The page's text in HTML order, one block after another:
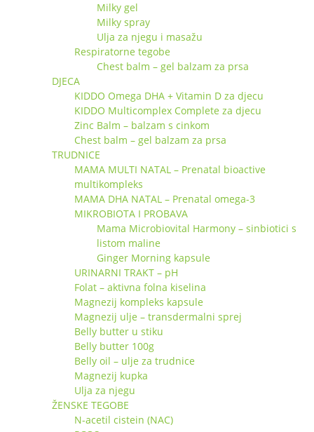
Milky gel
Milky spray
Ulja za njegu i masažu
Respiratorne tegobe
Chest balm – gel balzam za prsa
DJECA
KIDDO Omega DHA + Vitamin D za djecu
KIDDO Multicomplex Complete za djecu
Zinc Balm – balzam s cinkom
Chest balm – gel balzam za prsa
TRUDNICE
MAMA MULTI NATAL – Prenatal bioactive
multikompleks
MAMA DHA NATAL – Prenatal omega-3
MIKROBIOTA I PROBAVA
Mama Microbiovital Harmony – sinbiotici s
listom maline
Ginger Morning kapsule
URINARNI TRAKT – pH
Folat – aktivna folna kiselina
Magnezij kompleks kapsule
Magnezij ulje – transdermalni sprej
Belly butter u stiku
Belly butter 100g
Belly oil – ulje za trudnice
Magnezij kupka
Ulja za njegu
ŽENSKE TEGOBE
N-acetil cistein (NAC)